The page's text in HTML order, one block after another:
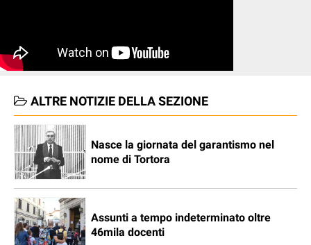
ALTRE NOTIZIE DELLA SEZIONE
Nasce la giornata del garantismo nel
nome di Tortora
Assunti a tempo indeterminato oltre
46mila docenti